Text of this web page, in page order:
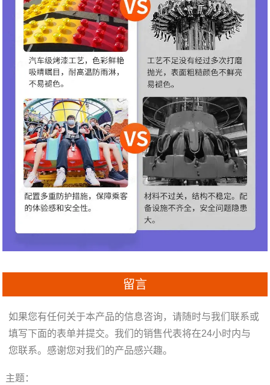
留言
如果您有任何关于本产品的信息咨询，请随时与我们联系或
填写下面的表单并提交。我们的销售代表将在24小时内与
您联系。感谢您对我们的产品感兴趣。
主题：